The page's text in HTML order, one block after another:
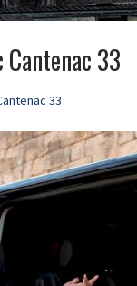
33
33